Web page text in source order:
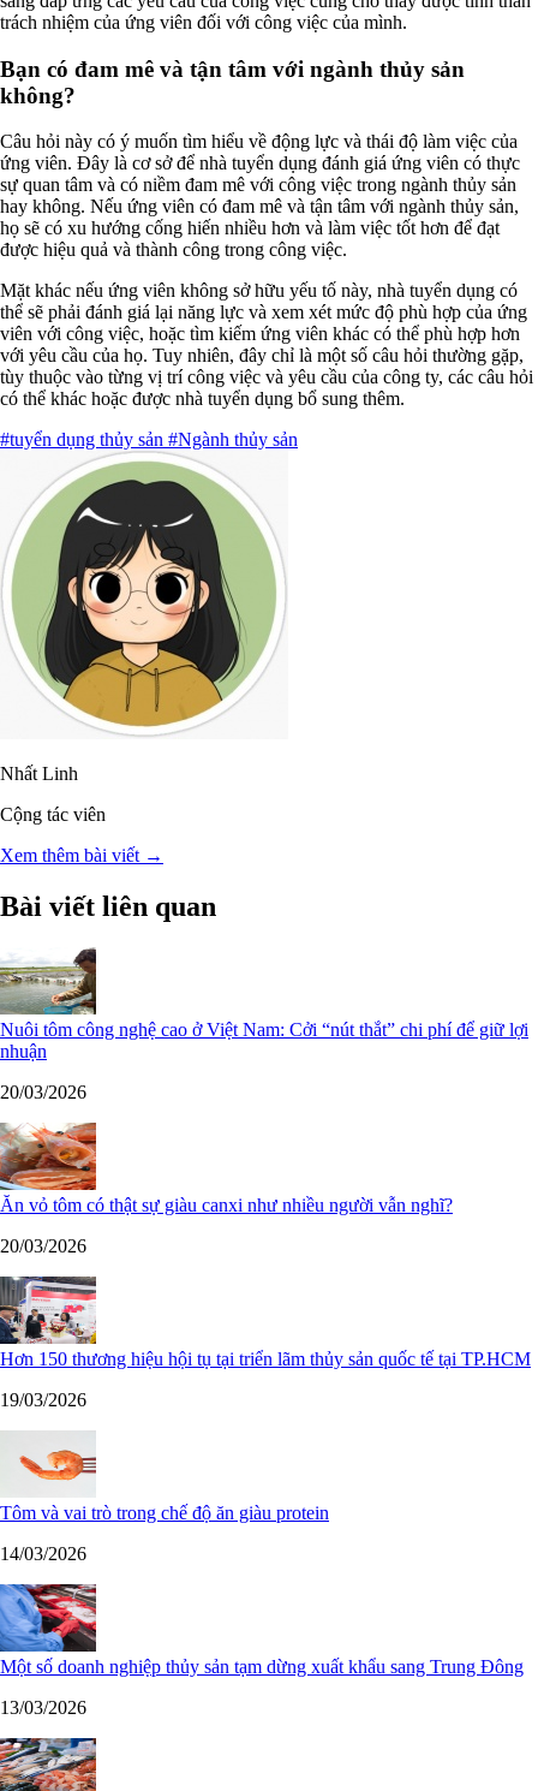
trách nhiệm của ứng viên đối với công việc của mình.
Bạn có đam mê và tận tâm với ngành thủy sản
không?
Câu hỏi này có ý muốn tìm hiểu về động lực và thái độ làm việc của
ứng viên. Đây là cơ sở để nhà tuyển dụng đánh giá ứng viên có thực
sự quan tâm và có niềm đam mê với công việc trong ngành thủy sản
hay không. Nếu ứng viên có đam mê và tận tâm với ngành thủy sản,
họ sẽ có xu hướng cống hiến nhiều hơn và làm việc tốt hơn để đạt
được hiệu quả và thành công trong công việc.
Mặt khác nếu ứng viên không sở hữu yếu tố này, nhà tuyển dụng có
thể sẽ phải đánh giá lại năng lực và xem xét mức độ phù hợp của ứng
viên với công việc, hoặc tìm kiếm ứng viên khác có thể phù hợp hơn
với yêu cầu của họ. Tuy nhiên, đây chỉ là một số câu hỏi thường gặp,
tùy thuộc vào từng vị trí công việc và yêu cầu của công ty, các câu hỏi
có thể khác hoặc được nhà tuyển dụng bổ sung thêm.
#tuyển dụng thủy sản #Ngành thủy sản
Nhất Linh
Cộng tác viên
Xem thêm bài viết →
Bài viết liên quan
Nuôi tôm công nghệ cao ở Việt Nam: Cởi “nút thắt” chi phí để giữ lợi
nhuận
20/03/2026
Ăn vỏ tôm có thật sự giàu canxi như nhiều người vẫn nghĩ?
20/03/2026
Hơn 150 thương hiệu hội tụ tại triển lãm thủy sản quốc tế tại TP.HCM
19/03/2026
Tôm và vai trò trong chế độ ăn giàu protein
14/03/2026
Một số doanh nghiệp thủy sản tạm dừng xuất khẩu sang Trung Đông
13/03/2026